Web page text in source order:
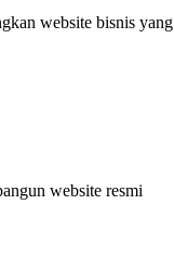
website bisnis yang
website resmi